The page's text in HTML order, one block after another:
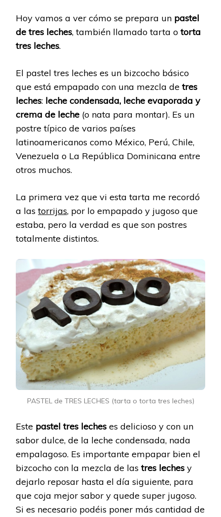
Hoy vamos a ver cómo se prepara un pastel
de tres leches, también llamado tarta otorta
tres leches.
El pastel tres leches es un bizcocho básico
que está empapado con una mezcla detres
leches: leche condensada, leche evaporada y
crema de leche (o nata para montar). Es un
postre típico de varios países
latinoamericanos como México, Perú, Chile,
Venezuela o La República Dominicana entre
otros muchos.
La primera vez que vi esta tarta me recordó
a lastorrijas, por lo empapado y jugoso que
estaba, pero la verdad es que son postres
totalmente distintos.
PASTEL de TRES LECHES (tarta o torta tres leches)
Este pastel tres leches es delicioso y con un
sabor dulce, de la leche condensada, nada
empalagoso. Es importante empapar bien el
bizcocho con la mezcla de lastres leches y
dejarlo reposar hasta el día siguiente, para
que coja mejor sabor y quede super jugoso.
Si es necesario podéis poner más cantidad de